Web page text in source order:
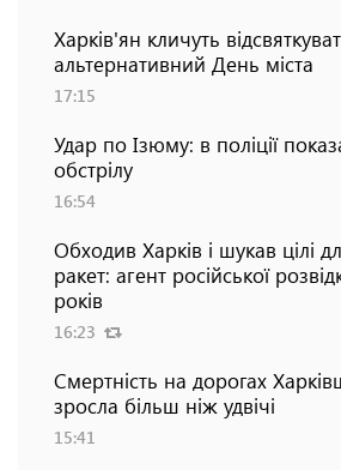
Харків'ян кличуть
альтернативний День міста
17:15
Удар по Ізюму: в поліції
обстрілу
16:54
Обходив Харків і шукав цілі
ракет: агент російської
років
16:23
Смертність на дорогах
зросла більш ніж удвічі
15:41